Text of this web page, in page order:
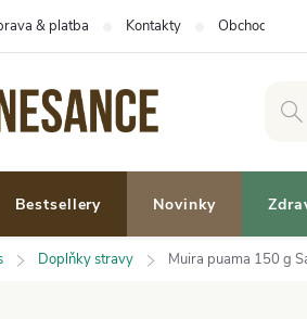
& platba Kontakty Obchodní
Bestsellery Novinky
Doplňky stravy Muira puama 150 g